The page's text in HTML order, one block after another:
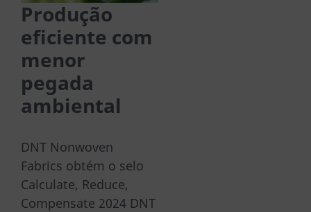
Produção
eficiente com
menor
pegada
ambiental
DNT Nonwoven
Fabrics obtém o selo
Calculate, Reduce,
Compensate 2024 DNT